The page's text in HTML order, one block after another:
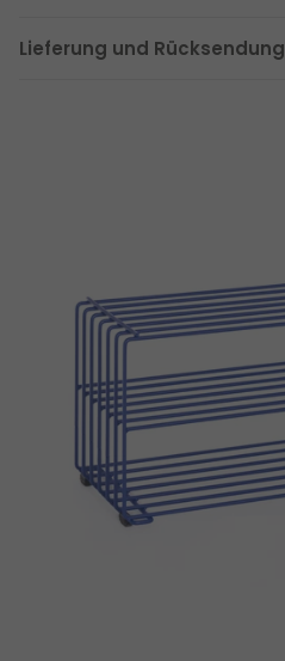
Lieferung und Rücksendung